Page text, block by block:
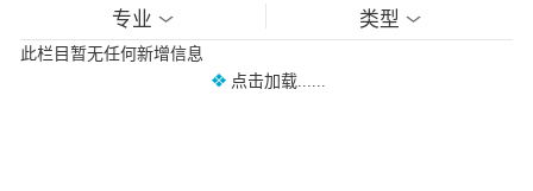
专业 类型
此栏目暂无任何新增信息
点击加载......